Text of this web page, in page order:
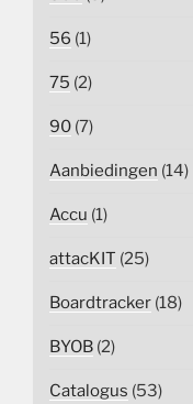
56 (1)
75 (2)
90 (7)
Aanbiedingen (14)
Accu (1)
attacKIT (25)
Boardtracker (18)
BYOB (2)
Catalogus (53)